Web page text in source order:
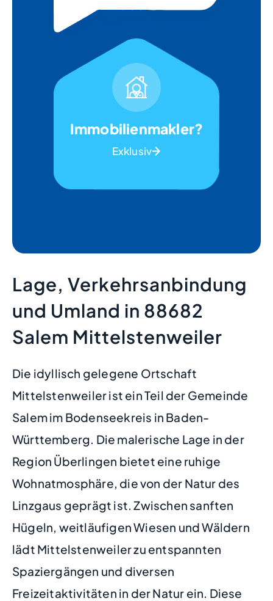
Immobilienmakler?
Exklusiv
Lage, Verkehrsanbindung
und Umland in 88682
Salem Mittelstenweiler
Die idyllisch gelegene Ortschaft
Mittelstenweiler ist ein Teil der Gemeinde
Salem im Bodenseekreis in Baden-
Württemberg. Die malerische Lage in der
Region Überlingen bietet eine ruhige
Wohnatmosphäre, die von der Natur des
Linzgaus geprägt ist. Zwischen sanften
Hügeln, weitläufigen Wiesen und Wäldern
lädt Mittelstenweiler zu entspannten
Spaziergängen und diversen
Freizeitaktivitäten in der Natur ein. Diese